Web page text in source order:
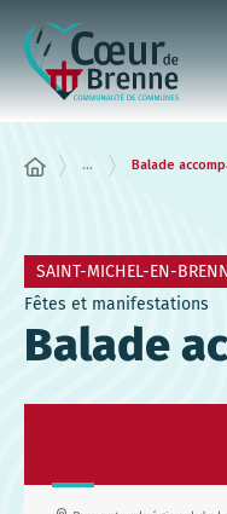
... Balade
SAINT-MICHEL-EN-
Fêtes et manifestations
Balade